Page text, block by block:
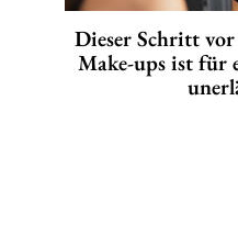
Dieser Schritt
Make-ups ist für